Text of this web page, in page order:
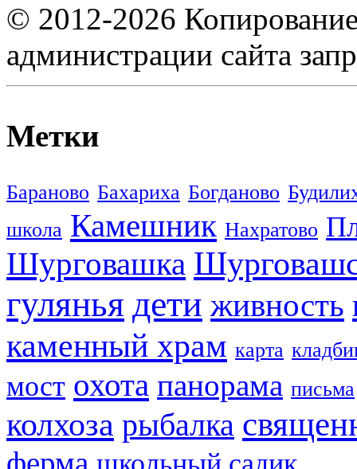
© 2012-2026
администрации сайта
Метки
Бараново Бахариха Богданово
школа Камешник Нахратово
Шурговашка
гулянья дети живность
каменный храм карта
мост охота панорама письма
колхоза рыбалка